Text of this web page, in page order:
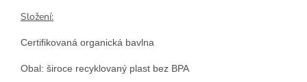
Složení:
Certifikovaná organická bavlna
Obal: široce recyklovaný plast bez BPA